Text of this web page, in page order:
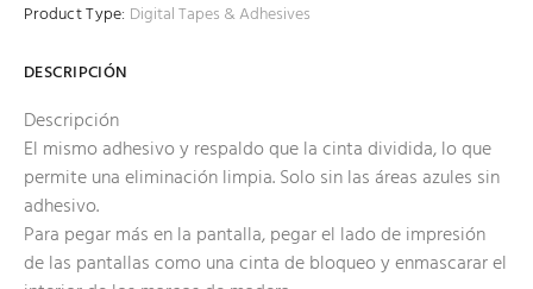
Product Type: Digital Tapes & Adhesives
DESCRIPCIÓN
Descripción
El mismo adhesivo y respaldo que la cinta dividida, lo que
permite una eliminación limpia. Solo sin las áreas azules sin
adhesivo.
Para pegar más en la pantalla, pegar el lado de impresión
de las pantallas como una cinta de bloqueo y enmascarar el